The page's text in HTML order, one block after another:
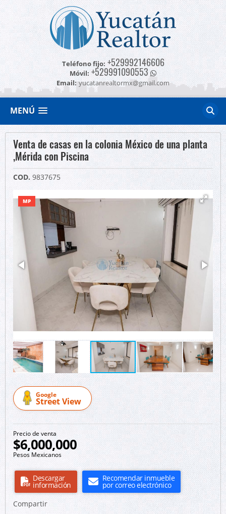
Teléfono fijo: +529992146606
Móvil: +529991090553
Email: yucatanrealtormx@gmail.com
MENÚ
Venta de casas en la colonia México de una planta
,Mérida con Piscina
COD. 9837675
MP
Google
Street View
Precio de venta
$6,000,000
Pesos Mexicanos
Descargar
información
Recomendar inmueble
por correo electrónico
Compartir